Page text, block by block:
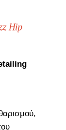
Hip